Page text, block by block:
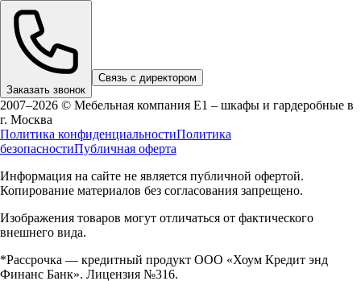
Заказать звонок
Связь с директором
2007–2026 © Мебельная компания Е1 – шкафы и гардеробные в
г. Москва
Политика конфиденциальностиПолитика
безопасностиПубличная оферта
Информация на сайте не является публичной офертой.
Копирование материалов без согласования запрещено.
Изображения товаров могут отличаться от фактического
внешнего вида.
*Рассрочка — кредитный продукт ООО «Хоум Кредит энд
Финанс Банк». Лицензия №316.